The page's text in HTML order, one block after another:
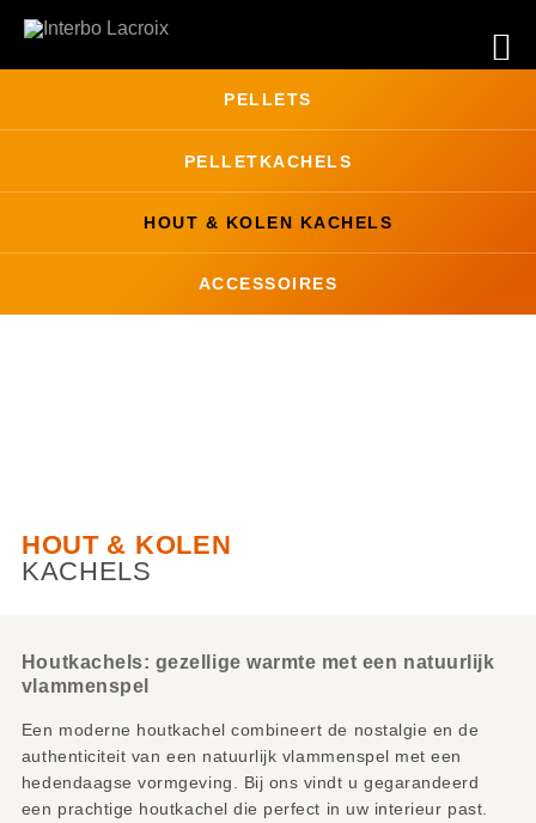
PELLETS
PELLETKACHELS
HOUT & KOLEN KACHELS
ACCESSOIRES
HOUT & KOLEN
KACHELS
Houtkachels: gezellige warmte met een natuurlijk
vlammenspel
Een moderne houtkachel combineert de nostalgie en de
authenticiteit van een natuurlijk vlammenspel met een
hedendaagse vormgeving. Bij ons vindt u gegarandeerd
een prachtige houtkachel die perfect in uw interieur past.